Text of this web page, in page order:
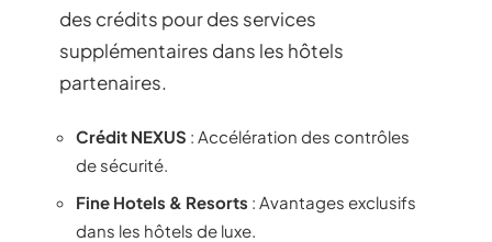
des crédits pour des services
supplémentaires dans les hôtels
partenaires.
Crédit NEXUS : Accélération des contrôles
de sécurité.
Fine Hotels & Resorts : Avantages exclusifs
dans les hôtels de luxe.